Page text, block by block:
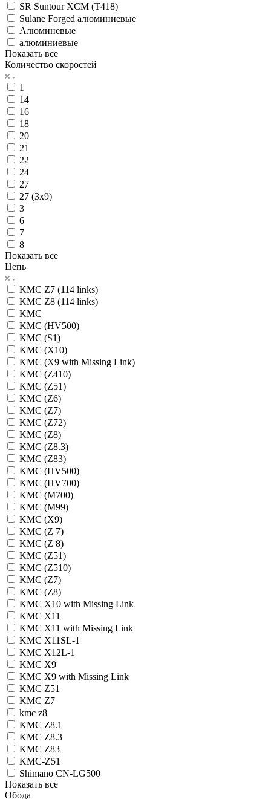
SR Suntour XCM (T418)
Sulane Forged алюминиевые
Алюминевые
алюминиевые
Показать все
Количество скоростей
1
14
16
18
20
21
22
24
27
27 (3x9)
3
6
7
8
Показать все
Цепь
KMC Z7 (114 links)
KMC Z8 (114 links)
KMC
KMC (HV500)
KMC (S1)
KMC (X10)
KMC (X9 with Missing Link)
KMC (Z410)
KMC (Z51)
KMC (Z6)
KMC (Z7)
KMC (Z72)
KMC (Z8)
KMC (Z8.3)
KMC (Z83)
KMC (HV500)
KMC (HV700)
KMC (M700)
KMC (M99)
KMC (X9)
KMC (Z 7)
KMC (Z 8)
KMC (Z51)
KMC (Z510)
KMC (Z7)
KMC (Z8)
KMC X10 with Missing Link
KMC X11
KMC X11 with Missing Link
KMC X11SL-1
KMC X12L-1
KMC X9
KMC X9 with Missing Link
KMC Z51
KMC Z7
kmc z8
KMC Z8.1
KMC Z8.3
KMC Z83
KMC-Z51
Shimano CN-LG500
Показать все
Обода